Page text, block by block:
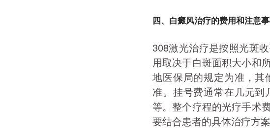
四、白癜风治疗的费用和注意
308激光治疗是按照光斑
用取决于白斑面积大小和
地医保局的规定为准，其
准。挂号费通常在几元
等。整个疗程的光疗手术
要结合患者的具体治疗方案